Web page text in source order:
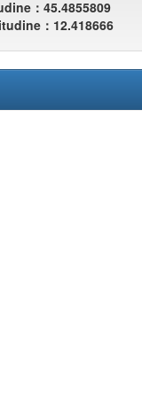
：45.4855809
：12.418666